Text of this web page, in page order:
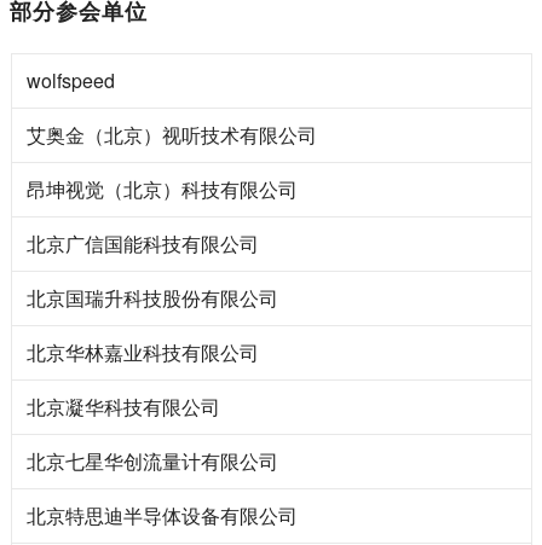
部分参会单位
wolfspeed
艾奥金（北京）视听技术有限公司
昂坤视觉（北京）科技有限公司
北京广信国能科技有限公司
北京国瑞升科技股份有限公司
北京华林嘉业科技有限公司
北京凝华科技有限公司
北京七星华创流量计有限公司
北京特思迪半导体设备有限公司